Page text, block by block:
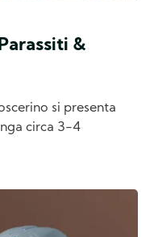
&
si presenta
circa 3-4